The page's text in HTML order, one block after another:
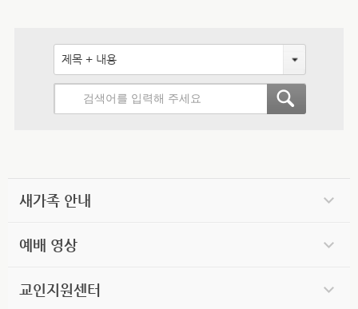
제목 + 내용
새가족 안내
예배 영상
교인지원센터